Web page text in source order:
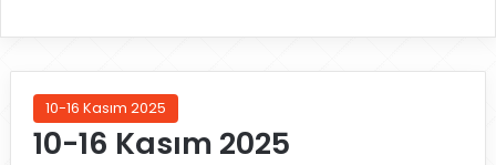
10-16 Kasım 2025
10-16 Kasım 2025